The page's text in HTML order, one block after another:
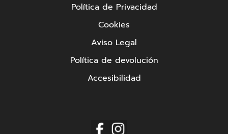
Política de Privacidad
Cookies
Aviso Legal
Política de devolución
Accesibilidad